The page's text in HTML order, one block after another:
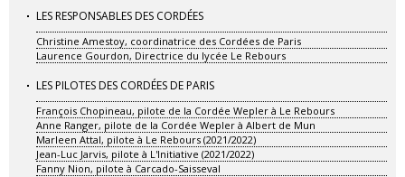
LES RESPONSABLES DES CORDÉES
Christine Amestoy, coordinatrice des Cordées de Paris
Laurence Gourdon, Directrice du lycée Le Rebours
LES PILOTES DES CORDÉES DE PARIS
François Chopineau, pilote de la Cordée Wepler à Le Rebours
Anne Ranger, pilote de la Cordée Wepler à Albert de Mun
Marleen Attal, pilote à Le Rebours (2021/2022)
Jean-Luc Jarvis, pilote à L'Initiative (2021/2022)
Fanny Nion, pilote à Carcado-Saisseval